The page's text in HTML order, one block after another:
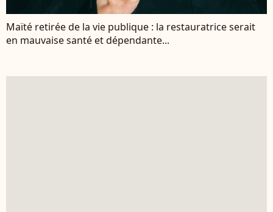
Maïté retirée de la vie publique : la restauratrice serait
en mauvaise santé et dépendante...